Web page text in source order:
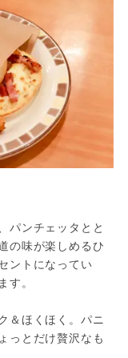
パンチェッタとと
の味が楽しめるひ
ントになってい
。
＆ほくほく。パニ
っとだけ贅沢なも